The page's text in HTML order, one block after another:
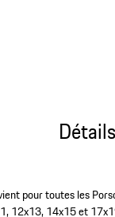
pour toutes les
12x13, 14x15 et